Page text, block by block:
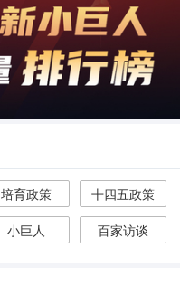
培育政策
十四五政策
小巨人 百家访谈